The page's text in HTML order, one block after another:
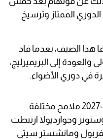
الممتاز وترسيخ
هذا الصيف، بعدما قاد
والعودة إلى البريميرليج،
في دوري الأضواء.
تمنح هذه الرحيلات موسم 2026-2027 ملامح مختلفة
وجوارديولا ارتبطت
ومانشستر سيتي